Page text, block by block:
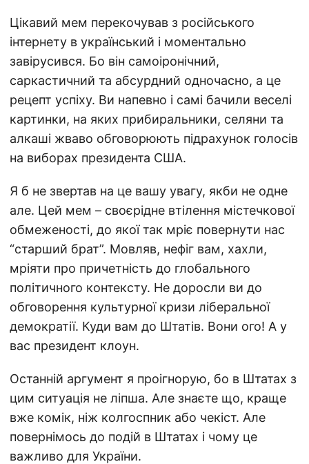
Цікавий мем перекочував з російського
інтернету в український і моментально
завірусився. Бо він самоіронічний,
саркастичний та абсурдний одночасно, а це
рецепт успіху. Ви напевно і самі бачили веселі
картинки, на яких прибиральники, селяни та
алкаші жваво обговорюють підрахунок голосів
на виборах президента США.
Я б не звертав на це вашу увагу, якби не одне
але. Цей мем – своєрідне втілення містечкової
обмеженості, до якої так мріє повернути нас
“старший брат”. Мовляв, нефіг вам, хахли,
мріяти про причетність до глобального
політичного контексту. Не доросли ви до
обговорення культурної кризи ліберальної
демократії. Куди вам до Штатів. Вони ого! А у
вас президент клоун.
Останній аргумент я проігнорую, бо в Штатах з
цим ситуація не ліпша. Але знаєте що, краще
вже комік, ніж колгоспник або чекіст. Але
повернімось до подій в Штатах і чому це
важливо для України.